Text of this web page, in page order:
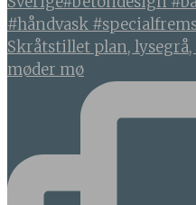
Skråtstillet plan, lysegrå,
møder mø